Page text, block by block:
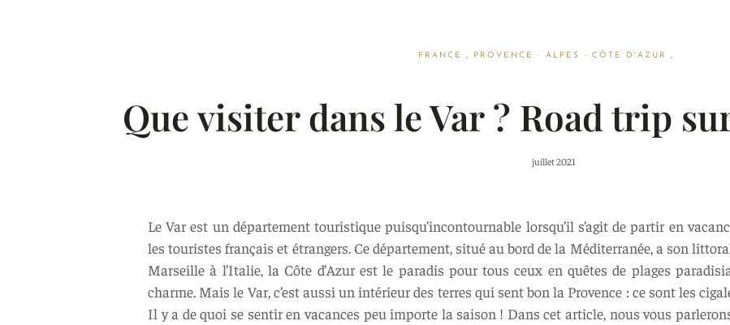
FRANCE , PROVENCE - ALPES - CÔTE D'AZUR ,
Que visiter dans le Var ? Road trip
juillet 2021
Le Var est un département touristique puisqu’incontournable lorsqu’il s’agit de partir en
les touristes français et étrangers. Ce département, situé au bord de la Méditerranée, a son
Marseille à l’Italie, la Côte d’Azur est le paradis pour tous ceux en quêtes de plages
charme. Mais le Var, c’est aussi un intérieur des terres qui sent bon la Provence : ce sont les
Il y a de quoi se sentir en vacances peu importe la saison ! Dans cet article, nous vous